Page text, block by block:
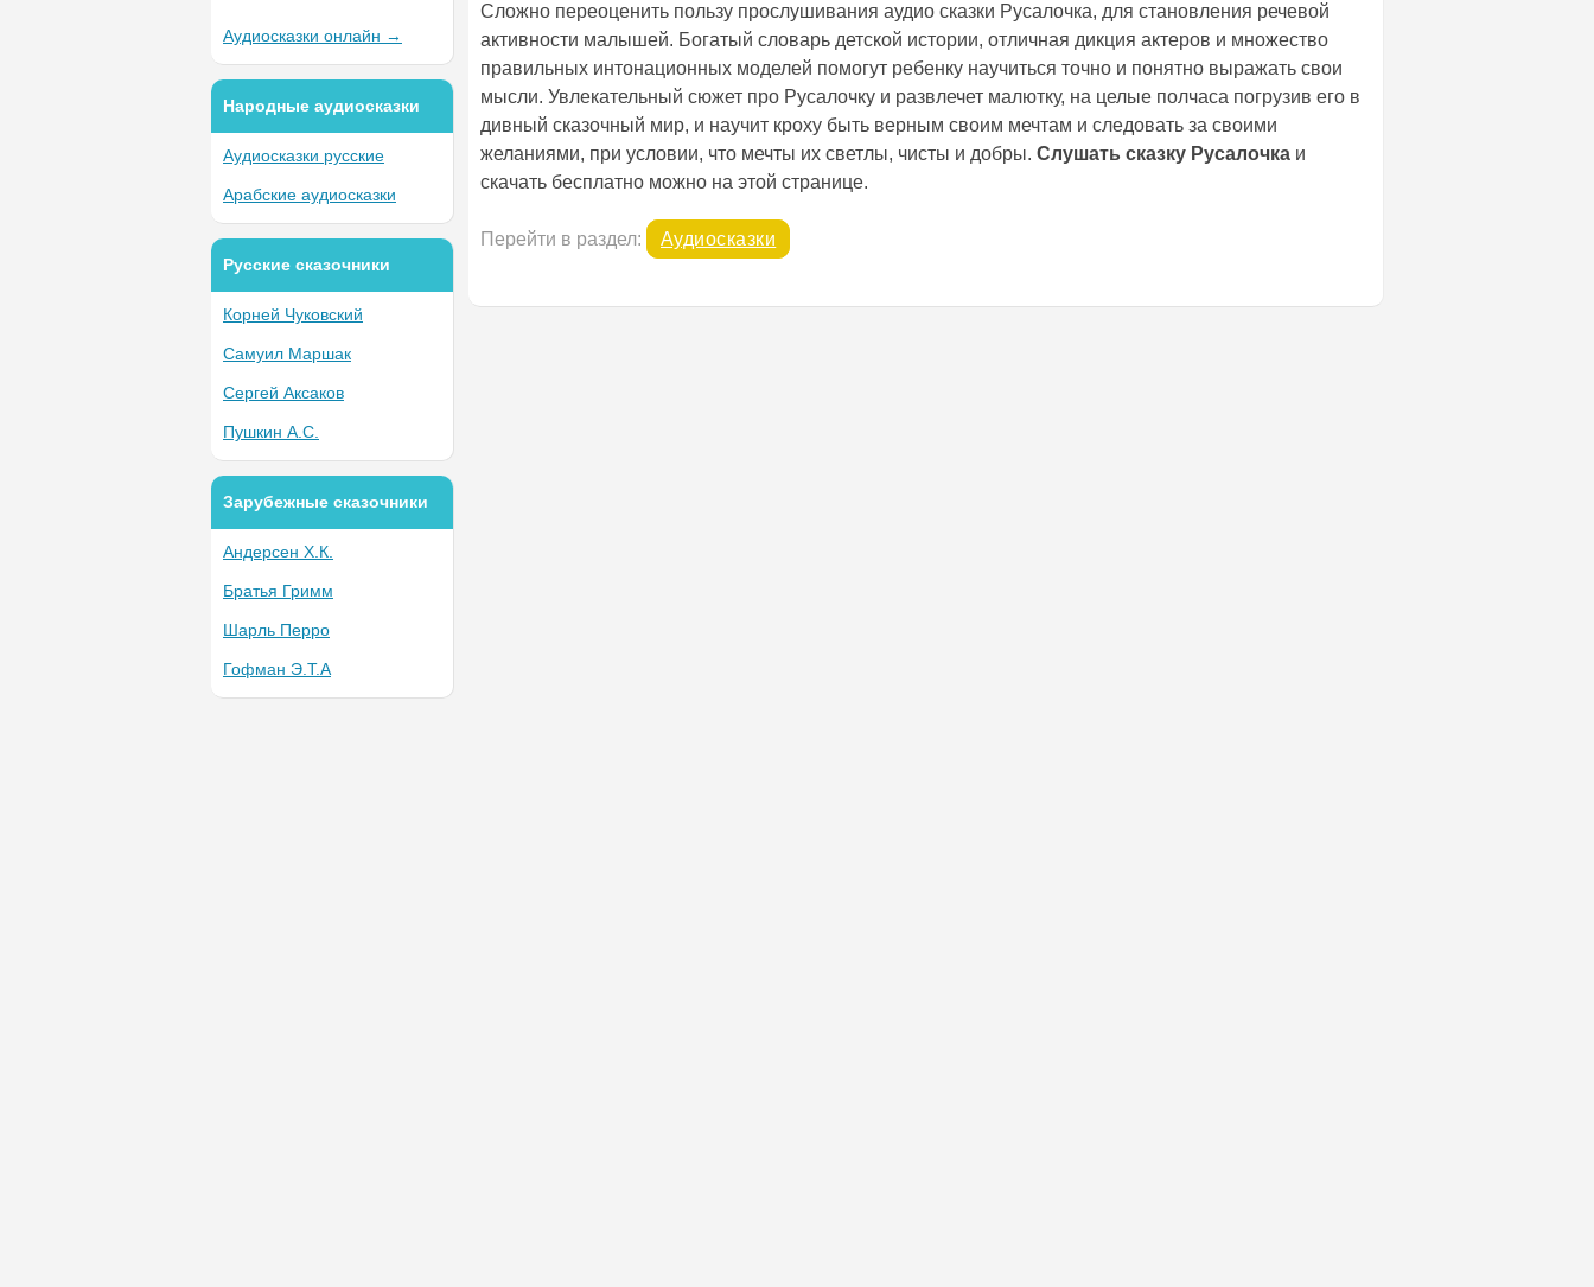
Сложно переоценить пользу прослушивания аудио сказки Русалочка, для становления речевой
активности малышей. Богатый словарь детской истории, отличная дикция актеров и множество
правильных интонационных моделей помогут ребенку научиться точно и понятно выражать свои
мысли. Увлекательный сюжет про Русалочку и развлечет малютку, на целые полчаса погрузив его в
дивный сказочный мир, и научит кроху быть верным своим мечтам и следовать за своими
желаниями, при условии, что мечты их светлы, чисты и добры. Слушать сказку Русалочка и
скачать бесплатно можно на этой странице.
Перейти в раздел: Аудиосказки
Аудиосказки онлайн →
Народные аудиосказки
Аудиосказки русские
Арабские аудиосказки
Русские сказочники
Корней Чуковский
Самуил Маршак
Сергей Аксаков
Пушкин А.С.
Зарубежные сказочники
Андерсен Х.К.
Братья Гримм
Шарль Перро
Гофман Э.Т.А